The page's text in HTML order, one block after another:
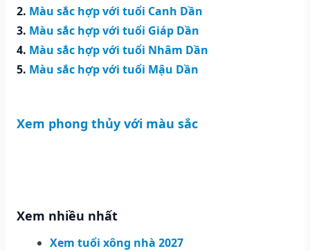
2. Màu sắc hợp với tuổi Canh Dần
3. Màu sắc hợp với tuổi Giáp Dần
4. Màu sắc hợp với tuổi Nhâm Dần
5. Màu sắc hợp với tuổi Mậu Dần
Xem phong thủy với màu sắc
Xem nhiều nhất
Xem tuổi xông nhà 2027